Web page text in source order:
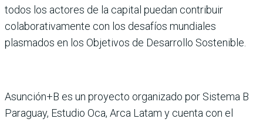
todos los actores de la capital puedan contribuir
colaborativamente con los desafíos mundiales
plasmados en los Objetivos de Desarrollo Sostenible.
Asunción+B es un proyecto organizado por Sistema B
Paraguay, Estudio Oca, Arca Latam y cuenta con el